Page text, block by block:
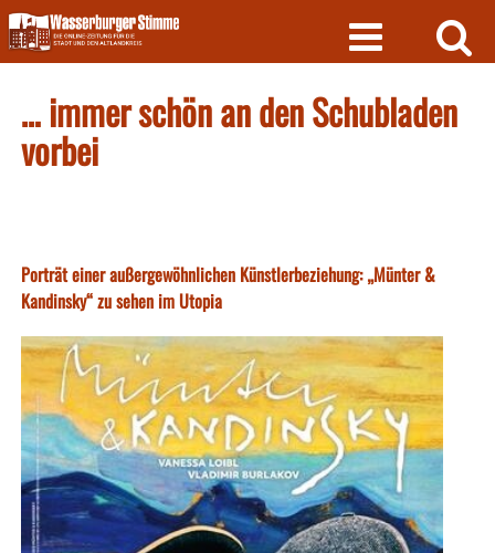
Skip
to
content
… immer schön an den Schubladen
vorbei
Porträt einer außergewöhnlichen Künstlerbeziehung: „Münter &
Kandinsky“ zu sehen im Utopia